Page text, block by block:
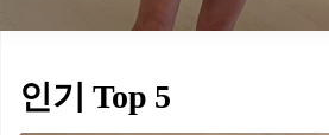
인기 Top 5